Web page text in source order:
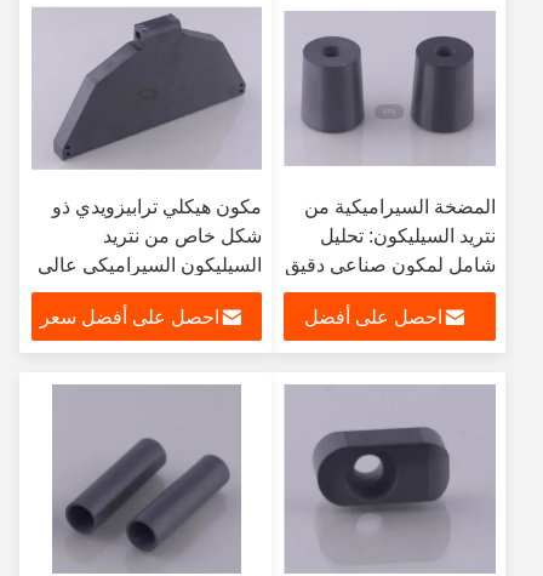
المضخة السيراميكية من
نتريد السيليكون: تحليل
شامل لمكون صناعي دقيق
عالي الأداء
احصل على أفضل
مكون هيكلي ترابيزويدي ذو
شكل خاص من نتريد
السيليكون السيراميكي عالي
الدقة (مع رئيس تحديد
الموقع)احصل على أفضل سعر